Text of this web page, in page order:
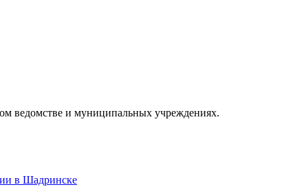
ведомстве и муниципальных учреждениях.
в Шадринске